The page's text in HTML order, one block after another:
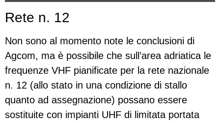
Rete n. 12
Non sono al momento note le conclusioni di
Agcom, ma è possibile che sull’area adriatica le
frequenze VHF pianificate per la rete nazionale
n. 12 (allo stato in una condizione di stallo
quanto ad assegnazione) possano essere
sostituite con impianti UHF di limitata portata